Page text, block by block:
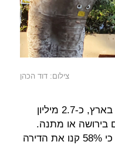
צילום: דוד הכהן
מנתוני הדיור עולה כי 48% מבני 20 ומעלה רכשו דירה אי פעם בארץ, כ-2.7 מיליון
בירושה או מתנה.
ברוב המקרים הישראלים קונים דירה מיד שנייה, מהסקר עולה כי 58% קנו את הדירה